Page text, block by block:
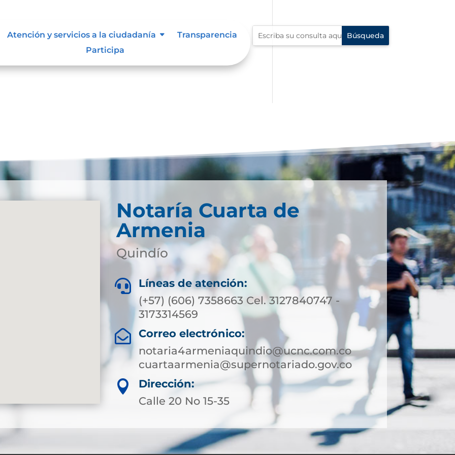
Atención y servicios a la ciudadanía
Transparencia
Participa
para tomar decisiones en
Notaría Cuarta de
Armenia
Quindío

Líneas de atención:
(+57) (606) 7358663 Cel. 3127840747 -
3173314569

Correo electrónico:
notaria4armeniaquindio@ucnc.com.co
cuartaarmenia@supernotariado.gov.co

Dirección:
Calle 20 No 15-35